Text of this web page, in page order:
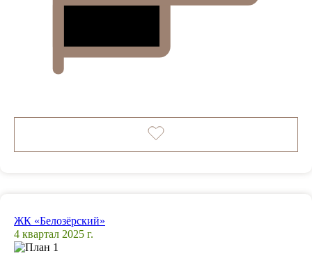
ЖК «Белозёрский»
4 квартал 2025 г.